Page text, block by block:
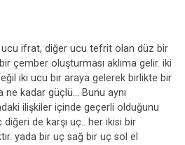
ifrat, diğer ucu tefrit olan düz bir
çember oluşturması aklıma gelir. iki
iki ucu bir araya gelerek birlikte bir
kadar güçlü... Bunu aynı
ilişkiler içinde geçerli olduğunu
de karşı uç.. her ikisi bir
yada bir uç sağ bir uç sol el